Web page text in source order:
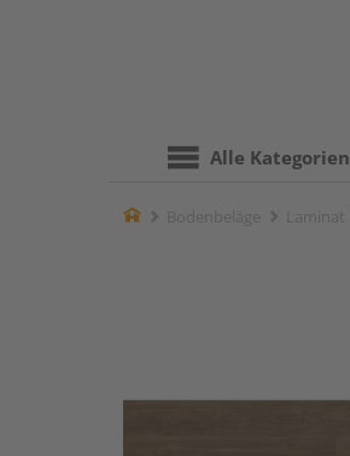
Alle Kategorien
Home